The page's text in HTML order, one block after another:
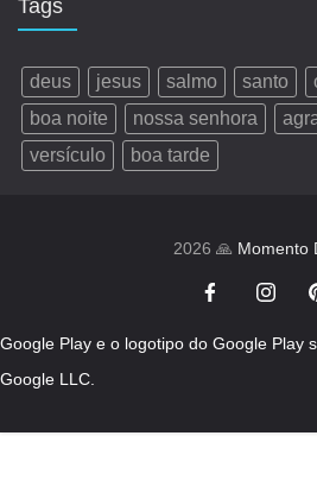
Tags
deus jesus salmo santo
boa noite
nossa senhora
versículo
boa tarde
2026 🙏 Momento
Google Play e o logotipo do Google Play
Google LLC.